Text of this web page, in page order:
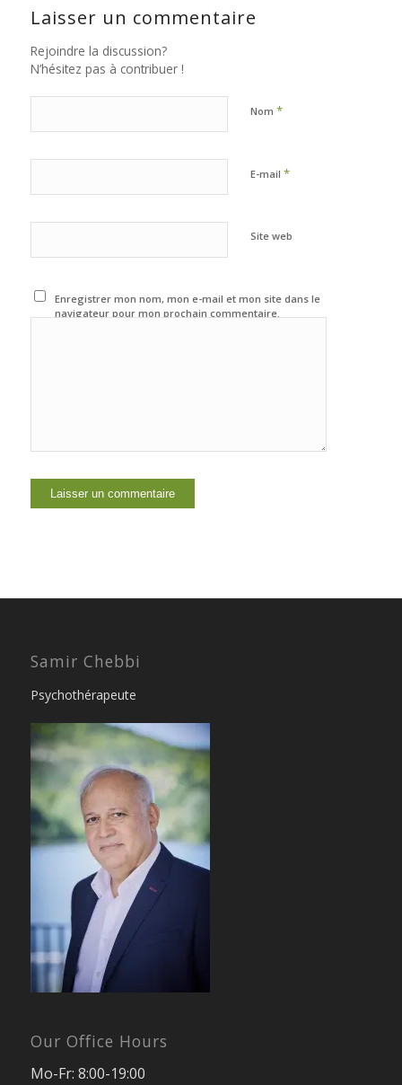
Laisser un commentaire
Rejoindre la discussion?
N’hésitez pas à contribuer !
Nom *
E-mail *
Site web
Enregistrer mon nom, mon e-mail et mon site dans le
navigateur pour mon prochain commentaire.
Samir Chebbi
Psychothérapeute
Our Office Hours
Mo-Fr: 8:00-19:00